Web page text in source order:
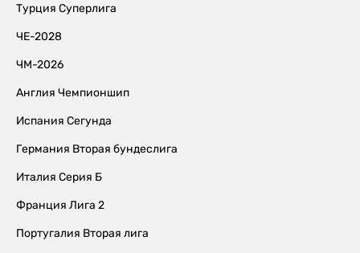
Турция Суперлига
ЧЕ-2028
ЧМ-2026
Англия Чемпионшип
Испания Сегунда
Германия Вторая бундеслига
Италия Серия Б
Франция Лига 2
Португалия Вторая лига